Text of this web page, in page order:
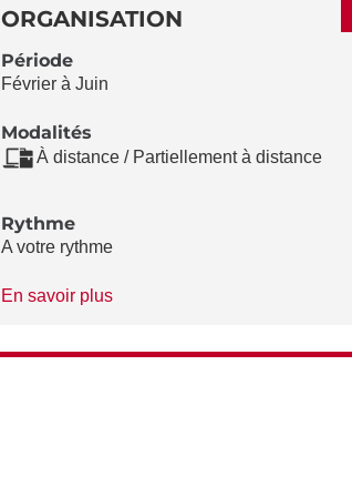
ORGANISATION
Période
Février à Juin
Modalités
À distance / Partiellement à distance
Rythme
A votre rythme
En savoir plusà
Rythme